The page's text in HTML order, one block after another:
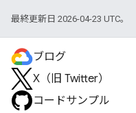
最終更新日 2026-04-23 UTC。
ブログ
X（旧 Twitter）
コードサンプル